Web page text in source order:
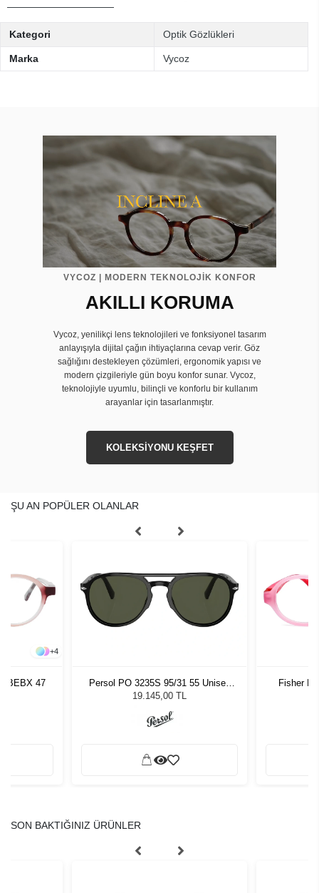
Kategori Optik Gözlükleri
Marka Vycoz
VYCOZ | MODERN TEKNOLOJİK KONFOR
AKILLI KORUMA
Vycoz, yenilikçi lens teknolojileri ve fonksiyonel tasarım
anlayışıyla dijital çağın ihtiyaçlarına cevap verir. Göz
sağlığını destekleyen çözümleri, ergonomik yapısı ve
modern çizgileriyle gün boyu konfor sunar. Vycoz,
teknolojiyle uyumlu, bilinçli ve konforlu bir kullanım
arayanlar için tasarlanmıştır.
KOLEKSİYONU KEŞFET
ŞU AN POPÜLER OLANLAR
Persol PO 3235S 95/31 55 Unisex
Güneş Gözlüğü
19.145,00 TL
Fisher Price FPV19 Col. 520 39
0,00 TL
Lindberg
SON BAKTIĞINIZ ÜRÜNLER